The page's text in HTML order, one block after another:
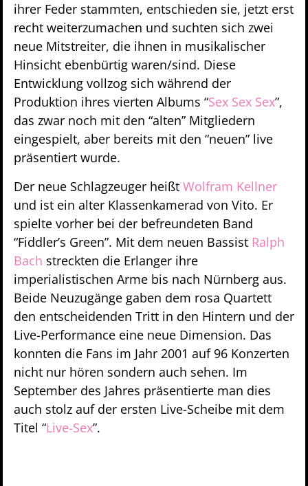
ihrer Feder stammten, entschieden sie, jetzt erst
recht weiterzumachen und suchten sich zwei
neue Mitstreiter, die ihnen in musikalischer
Hinsicht ebenbürtig waren/sind. Diese
Entwicklung vollzog sich während der
Produktion ihres vierten Albums “Sex Sex Sex”,
das zwar noch mit den “alten” Mitgliedern
eingespielt, aber bereits mit den “neuen” live
präsentiert wurde.
Der neue Schlagzeuger heißt Wolfram Kellner
und ist ein alter Klassenkamerad von Vito. Er
spielte vorher bei der befreundeten Band
“Fiddler’s Green”. Mit dem neuen Bassist Ralph
Bach streckten die Erlanger ihre
imperialistischen Arme bis nach Nürnberg aus.
Beide Neuzugänge gaben dem rosa Quartett
den entscheidenden Tritt in den Hintern und der
Live-Performance eine neue Dimension. Das
konnten die Fans im Jahr 2001 auf 96 Konzerten
nicht nur hören sondern auch sehen. Im
September des Jahres präsentierte man dies
auch stolz auf der ersten Live-Scheibe mit dem
Titel “Live-Sex”.